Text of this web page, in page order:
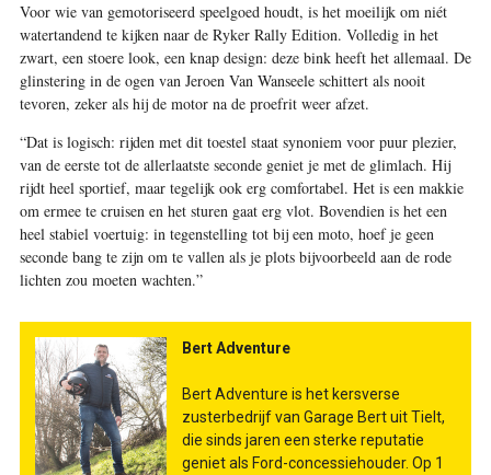
Voor wie van gemotoriseerd speelgoed houdt, is het moeilijk om niét
watertandend te kijken naar de Ryker Rally Edition. Volledig in het
zwart, een stoere look, een knap design: deze bink heeft het allemaal. De
glinstering in de ogen van Jeroen Van Wanseele schittert als nooit
tevoren, zeker als hij de motor na de proefrit weer afzet.
“Dat is logisch: rijden met dit toestel staat synoniem voor puur plezier,
van de eerste tot de allerlaatste seconde geniet je met de glimlach. Hij
rijdt heel sportief, maar tegelijk ook erg comfortabel. Het is een makkie
om ermee te cruisen en het sturen gaat erg vlot. Bovendien is het een
heel stabiel voertuig: in tegenstelling tot bij een moto, hoef je geen
seconde bang te zijn om te vallen als je plots bijvoorbeeld aan de rode
lichten zou moeten wachten.”
Bert Adventure
Bert Adventure is het kersverse
zusterbedrijf van Garage Bert uit Tielt,
die sinds jaren een sterke reputatie
geniet als Ford-concessiehouder. Op 1